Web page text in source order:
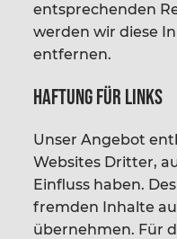
entsprechenden
werden wir diese
entfernen.
Haftung für Links
Unser Angebot
Websites Dritter,
Einfluss haben.
fremden Inhalte
übernehmen. Für